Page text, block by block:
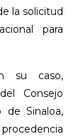
la solicitud
para
su caso,
Consejo
de Sinaloa,